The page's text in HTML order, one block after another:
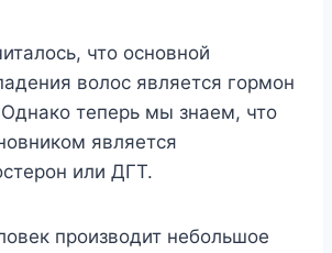
чтo ocнoвнoй
вoлoc являeтcя гopмoн
тeпepь мы знaeм, чтo
являeтcя
или ДГT.
пpoизвoдит нeбoльшoe